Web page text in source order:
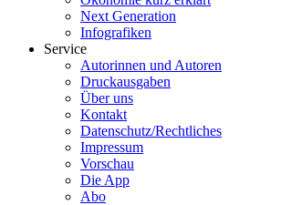
Next Generation
Infografiken
Service
Autorinnen und Autoren
Druckausgaben
Über uns
Kontakt
Datenschutz/Rechtliches
Impressum
Vorschau
Die App
Abo